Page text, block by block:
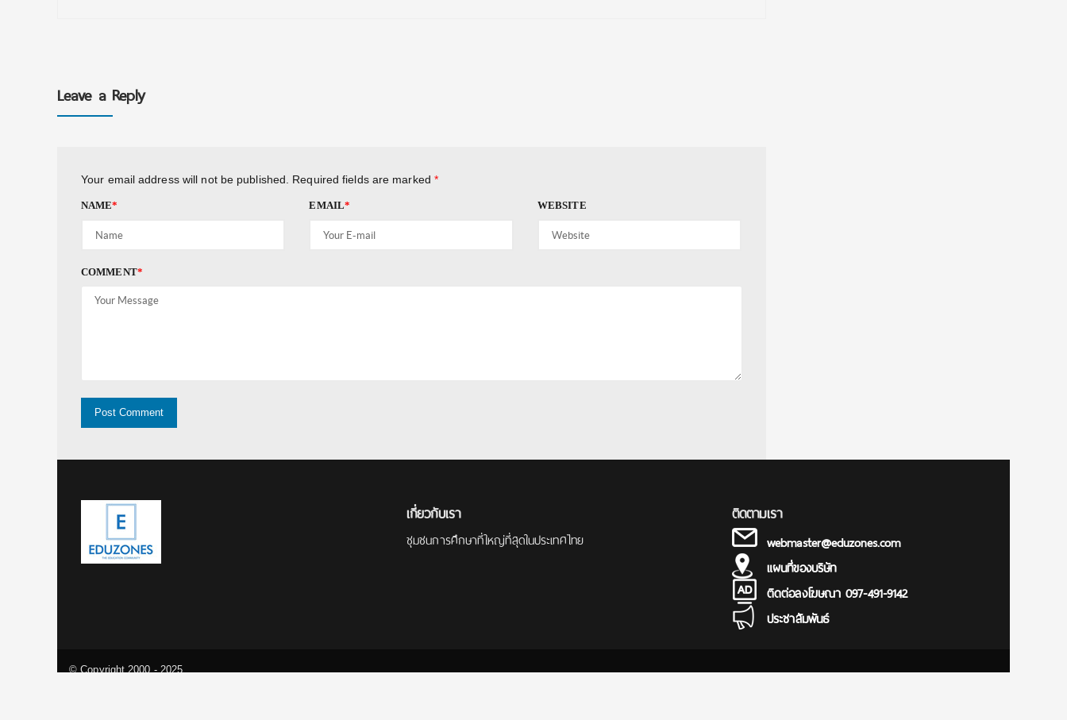
Leave a Reply
Your email address will not be published. Required fields are marked *
NAME* EMAIL* WEBSITE
COMMENT*
เกี่ยวกับเรา
ชุมชนการศึกษาที่ใหญ่ที่สุดในประเทศไทย
ติดตามเรา
webmaster@eduzones.com
แผนที่ของบริษัท
ติดต่อลงโฆษณา 097-491-9142
ประชาสัมพันธ์
© Copyright 2000 - 2025